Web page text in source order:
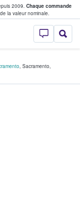
2009. Chaque commande
la valeur nominale.
- Où
billets
, Sacramento,